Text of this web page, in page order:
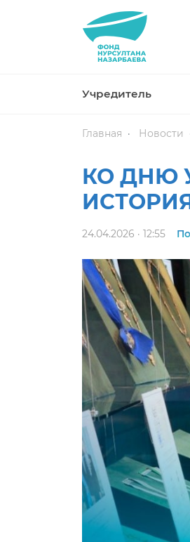
Учредитель
Главная Новости
КО ДНЮ
24.04.2026 · 12:55